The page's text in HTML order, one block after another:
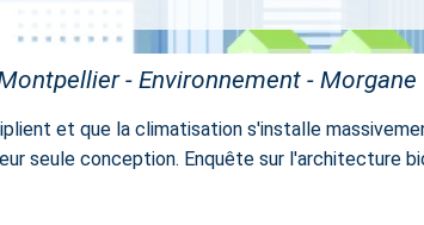
- Environnement - Morgane
et que la climatisation s'installe
seule conception. Enquête sur l'architecture